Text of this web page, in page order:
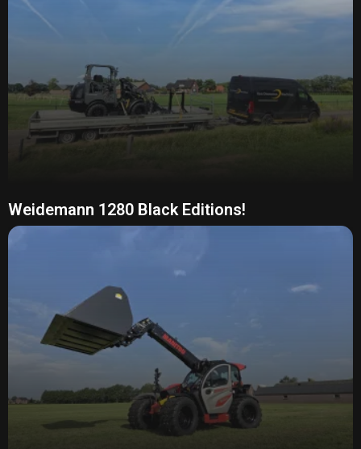
Weidemann 1280 Black Editions!